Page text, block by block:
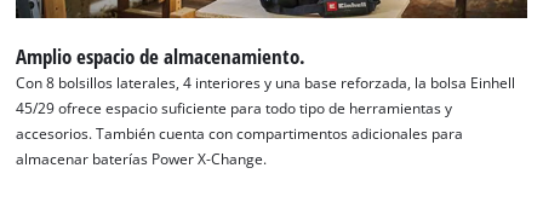
Amplio espacio de almacenamiento.
Con 8 bolsillos laterales, 4 interiores y una base reforzada, la bolsa Einhell
45/29 ofrece espacio suficiente para todo tipo de herramientas y
accesorios. También cuenta con compartimentos adicionales para
almacenar baterías Power X-Change.